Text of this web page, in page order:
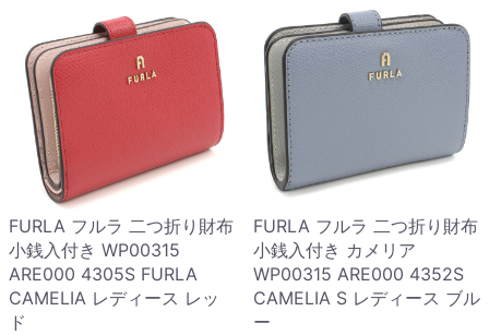
FURLA フルラ 二つ折り財布
小銭入付き WP00315
ARE000 4305S FURLA
CAMELIA レディース レッ
ド
FURLA フルラ 二つ折り財布
小銭入付き カメリア
WP00315 ARE000 4352S
CAMELIA S レディース ブル
ー